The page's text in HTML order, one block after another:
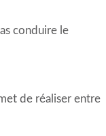
conduire le
de réaliser entre